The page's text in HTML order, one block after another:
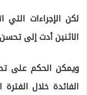
لكن الإجراءات
الاثنين أدت إلى تحسن
ويمكن الحكم على
الفائدة خلال